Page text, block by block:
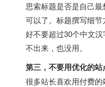
思索标题是否是自己
可以了。标题撰写细
好不要超过30个中文
不出来，也没用。
第三，不要用优化的站
很多站长喜欢用付费